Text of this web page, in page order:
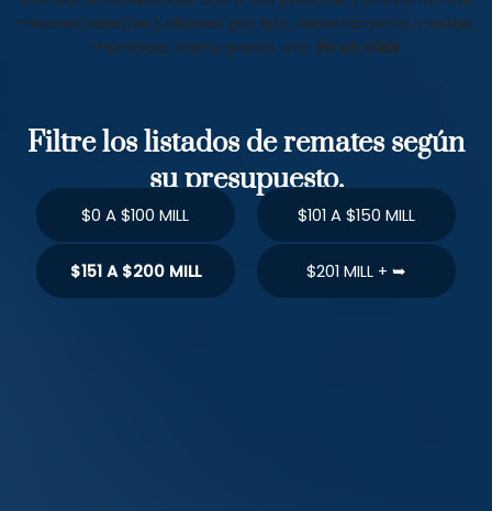
mejores remates judiciales por tipo, departamento, ciudad,
municipio, barrio, precio, etc. En un click
Filtre los listados de remates según
su presupuesto.
$0 A $100 MILL $101 A $150 MILL
$151 A $200 MILL $201 MILL + ➥